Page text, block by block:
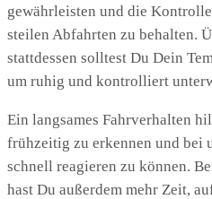
gewährleisten und die
steilen Abfahrten zu behalten.
stattdessen solltest Du Dein
um ruhig und kontrolliert
Ein langsames Fahrverhalten
frühzeitig zu erkennen und bei
schnell reagieren zu können.
hast Du außerdem mehr Zeit,